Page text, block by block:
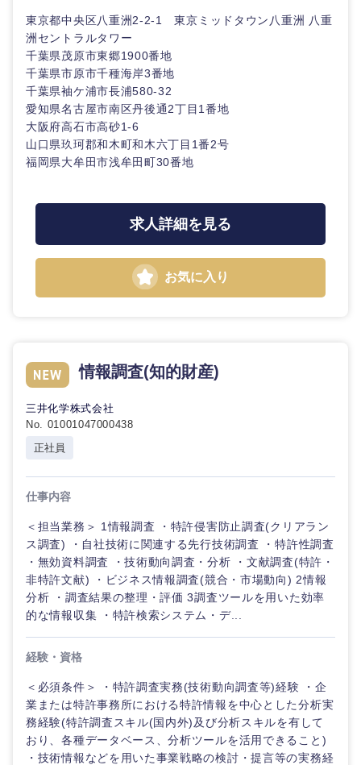
人事
マ
ー
ケ
テ
ィ
ン
グ
営業
サービス
ティブ
（IT）、
ビス・制
作、ゲー
技術職
（モノづ
くり）
金融専門
職
ル
不動産専
門職
経営企画
その他企画業務
マーケティング
営業
サービス
クリエイティブ
技術職（IT）、Webサービス・制作、ゲーム
メディカル
不動産専門職
その他
素材・化学・金属
食品・化粧品・アパレル・消費財
メディカル・ヘルスケア・ライフサイエンス
金融
建設・不動産
倉庫・運輸・物流
WEBサービス
マスメディア
エンターテイメント
法律・特許事務所・監査法人
人材・アウトソーシング
サービス
関東地方
フリーワード
こだわり条件を入力ください
急募 第二新卒
上場企業
外資系企業 英語を活かす
完全週休2日制 社宅・家賃補助有
東京都中央区八重洲2-2-1 東京ミッドタウン八重洲 八重
洲セントラルタワー
千葉県茂原市東郷1900番地
千葉県市原市千種海岸3番地
千葉県袖ケ浦市長浦580-32
愛知県名古屋市南区丹後通2丁目1番地
大阪府高石市高砂1-6
山口県玖珂郡和木町和木六丁目1番2号
福岡県大牟田市浅牟田町30番地
求人詳細を見る
お気に入り
情報調査(知的財産)
三井化学株式会社
No. 01001047000438
正社員
仕事内容
＜担当業務＞ 1情報調査 ・特許侵害防止調査(クリアラン
ス調査) ・自社技術に関連する先行技術調査 ・特許性調査
・無効資料調査 ・技術動向調査・分析 ・文献調査(特許・
非特許文献) ・ビジネス情報調査(競合・市場動向) 2情報
分析 ・調査結果の整理・評価 3調査ツールを用いた効率
的な情報収集 ・特許検索システム・デ...
経験・資格
＜必須条件＞ ・特許調査実務(技術動向調査等)経験 ・企
業または特許事務所における特許情報を中心とした分析実
務経験(特許調査スキル(国内外)及び分析スキルを有して
おり、各種データベース、分析ツールを活用できること)
・技術情報などを用いた事業戦略の検討・提言等の実務経